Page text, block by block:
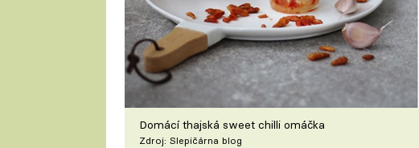
Domácí thajská sweet chilli omáčka
Zdroj: Slepičárna blog